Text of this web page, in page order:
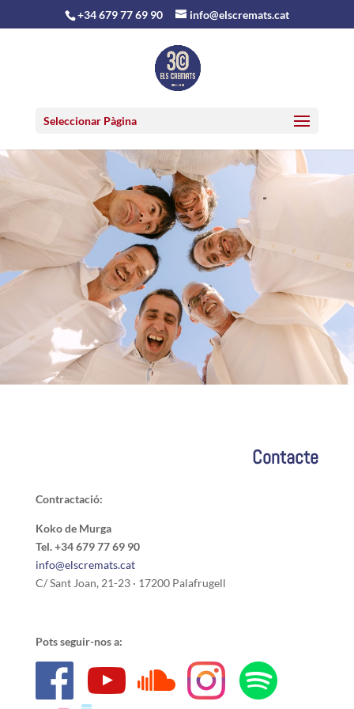
+34 679 77 69 90 info@elscremats.cat
Seleccionar Pàgina
Contacte
Contractació:
Koko de Murga
Tel. +34 679 77 69 90
info@elscremats.cat
C/ Sant Joan, 21-23 · 17200 Palafrugell
Pots seguir-nos a: